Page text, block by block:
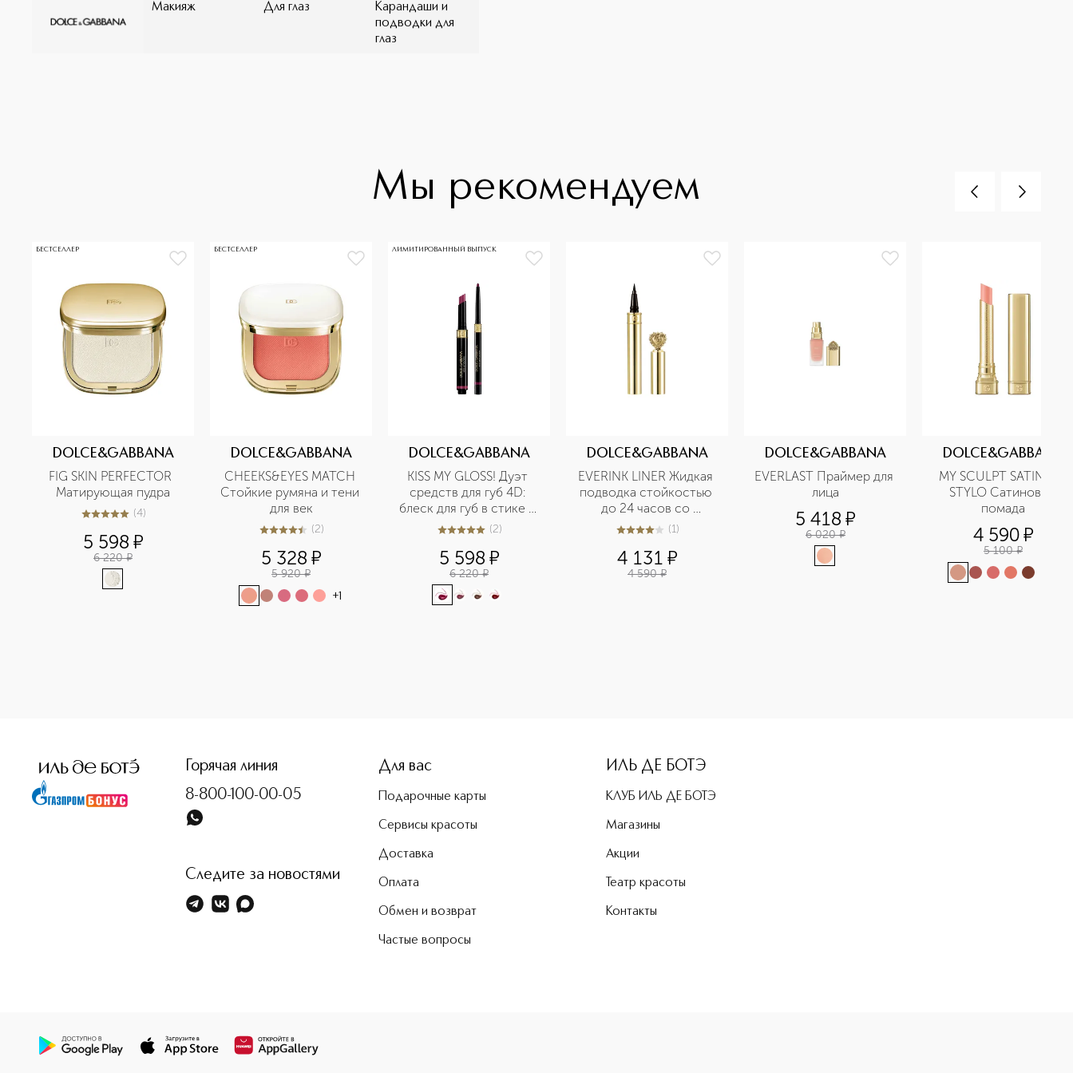
первого нанесения** Веганская формула*** Протестировано офтальмологами *По
результатам инструментального теста ** По результатам теста самостоятельной оценки
***Формула не содержит ингредиентов животного происхождения, за исключением оттенков
Макияж Для глаз
Карандаши и
подводки для
глаз
Мы рекомендуем
БЕСТСЕЛЛЕР
DOLCE&GABBANA
FIG SKIN PERFECTOR
Матирующая пудра
4.8из54 (4)
5 598 ¤
6 220 ¤
БЕСТСЕЛЛЕР
DOLCE&GABBANA
CHEEKS&EYES MATCH
Стойкие румяна и тени
для век
4.5из52 (2)
5 328 ¤
5 920 ¤
+1
ЛИМИТИРОВАННЫЙ ВЫПУСК
DOLCE&GABBANA
KISS MY GLOSS! Дуэт
средств для губ 4D:
блеск для губ в стике и
5из 52 (2)
5 598 ¤
6 220 ¤
DOLCE&GABBANA
EVERINK LINER Жидкая
подводка стойкостью
до 24 часов со
сверхточным
4из 51 (1)
4 131 ¤
4 590 ¤
DOLCE&GABBANA
EVERLAST Праймер для
лица
5 418 ¤
6 020 ¤
DOLCE&GABBANA
MY SCULPT SATIN LIP
STYLO Сатиновая
помада
4 590¤
5 100 ¤
Горячая линия
8-800-100-00-05
Следите за новостями
Для вас
Подарочные карты
Сервисы красоты
Доставка
Оплата
Обмен и возврат
Частые вопросы
ИЛЬ ДЕ БОТЭ
КЛУБ ИЛЬ ДЕ БОТЭ
Магазины
Акции
Театр красоты
Контакты